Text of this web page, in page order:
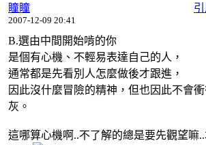
引
瞳瞳
2007-12-09 20:41
B.選由中間開始啃的你
是個有心機、不輕易表達自己的人，
通常都是先看別人怎麼做後才跟進，
因此沒什麼冒險的精神，但也因此不會
灰。
這哪算心機啊..不了解的總是要先觀望嘛